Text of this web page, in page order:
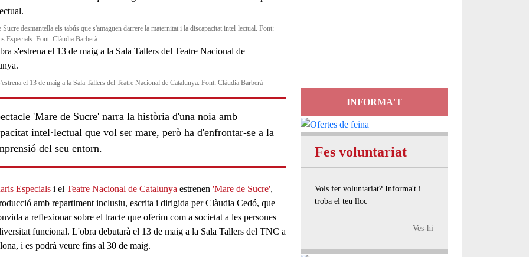
Sucre desmantella els tabús que s'amaguen darrere la maternitat i la discapacitat intel·lectual. Font:
Especials. Font: Clàudia Barberà
el 13 de maig a la Sala Tallers del Teatre Nacional de Catalunya. Font: Clàudia Barberà
'Mare de Sucre' narra la història d'una noia amb
intel·lectual que vol ser mare, però ha d'enfrontar-se a la
del seu entorn.
Especialsi el Teatre Nacional de Catalunya estrenen 'Mare de Sucre',
amb repartimentinclusiu, escrita i dirigida perClàudia Cedó, que
a reflexionar sobre el tracte que oferim com a societat a les persones
funcional. L'obra debutarà el 13 de maig a la Sala Tallers del TNC a
i es podrà veure fins al 30 de maig.
INFORMA'T
Fes voluntariat
Vols fer voluntariat? Informa't i
troba el teu lloc
Ves-hi